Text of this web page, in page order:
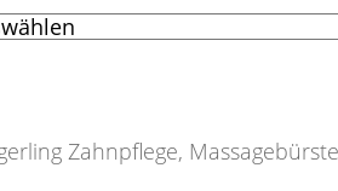
Zahnpflege,